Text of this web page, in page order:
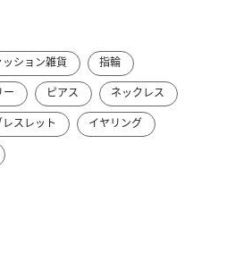
ッション雑貨
指輪
ー ピアス
ネックレス
レスレット
イヤリング